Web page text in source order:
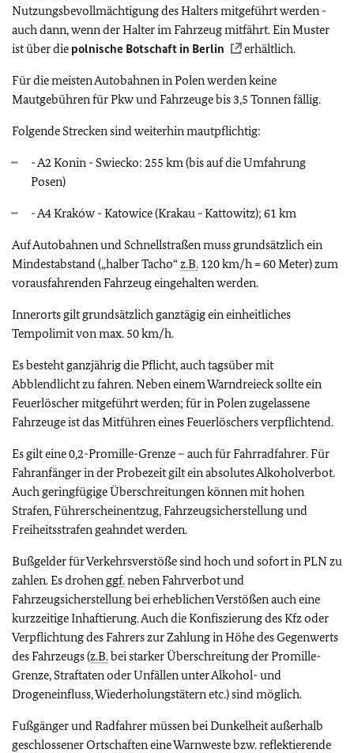
Nutzungsbevollmächtigung des Halters mitgeführt werden -
auch dann, wenn der Halter im Fahrzeug mitfährt. Ein Muster
ist über die polnische Botschaft in Berlin erhältlich.
Für die meisten Autobahnen in Polen werden keine
Mautgebühren für Pkw und Fahrzeuge bis 3,5 Tonnen fällig.
Folgende Strecken sind weiterhin mautpflichtig:
- A2 Konin - Swiecko: 255 km (bis auf die Umfahrung
Posen)
- A4 Kraków - Katowice (Krakau - Kattowitz); 61 km
Auf Autobahnen und Schnellstraßen muss grundsätzlich ein
Mindestabstand („halber Tacho“z.B. 120 km/h = 60 Meter) zum
vorausfahrenden Fahrzeug eingehalten werden.
Innerorts gilt grundsätzlich ganztägig ein einheitliches
Tempolimit von max. 50 km/h.
Es besteht ganzjährig die Pflicht, auch tagsüber mit
Abblendlicht zu fahren. Neben einem Warndreieck sollte ein
Feuerlöscher mitgeführt werden; für in Polen zugelassene
Fahrzeuge ist das Mitführen eines Feuerlöschers verpflichtend.
Es gilt eine 0,2-Promille-Grenze – auch für Fahrradfahrer. Für
Fahranfänger in der Probezeit gilt ein absolutes Alkoholverbot.
Auch geringfügige Überschreitungen können mit hohen
Strafen, Führerscheinentzug, Fahrzeugsicherstellung und
Freiheitsstrafen geahndet werden.
Bußgelder für Verkehrsverstöße sind hoch und sofort in PLN zu
zahlen. Es drohen ggf.neben Fahrverbot und
Fahrzeugsicherstellung bei erheblichen Verstößen auch eine
kurzzeitige Inhaftierung. Auch die Konfiszierung des Kfz oder
Verpflichtung des Fahrers zur Zahlung in Höhe des Gegenwerts
des Fahrzeugs (z.B.bei starker Überschreitung der Promille-
Grenze, Straftaten oder Unfällen unter Alkohol- und
Drogeneinfluss, Wiederholungstätern etc.) sind möglich.
Fußgänger und Radfahrer müssen bei Dunkelheit außerhalb
geschlossener Ortschaften eine Warnweste bzw. reflektierende